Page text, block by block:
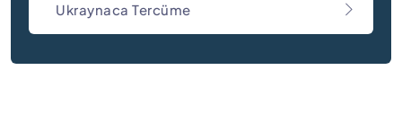
Ukraynaca Tercüme